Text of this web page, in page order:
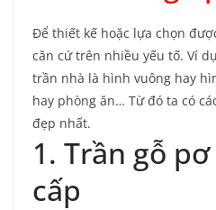
Để thiết kế hoặc lựa chọn
căn cứ trên nhiều yếu tố. Ví
trần nhà là hình vuông hay
hay phòng ăn… Từ đó ta có
đẹp nhất.
1. Trần gỗ
cấp